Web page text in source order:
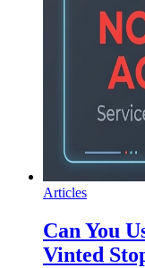
Articles
Can You
Vinted